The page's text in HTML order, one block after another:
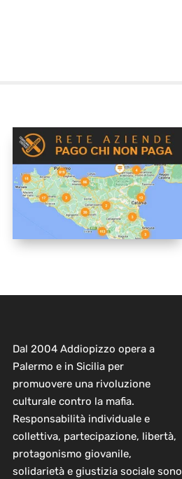
Dal 2004 Addiopizzo opera a
Palermo e in Sicilia per
promuovere una rivoluzione
culturale contro la mafia.
Responsabilità individuale e
collettiva, partecipazione, libertà,
protagonismo giovanile,
solidarietà e giustizia sociale sono